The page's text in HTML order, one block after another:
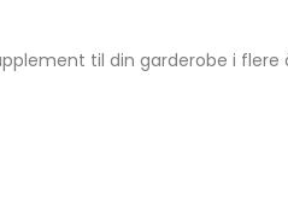
til din garderobe i